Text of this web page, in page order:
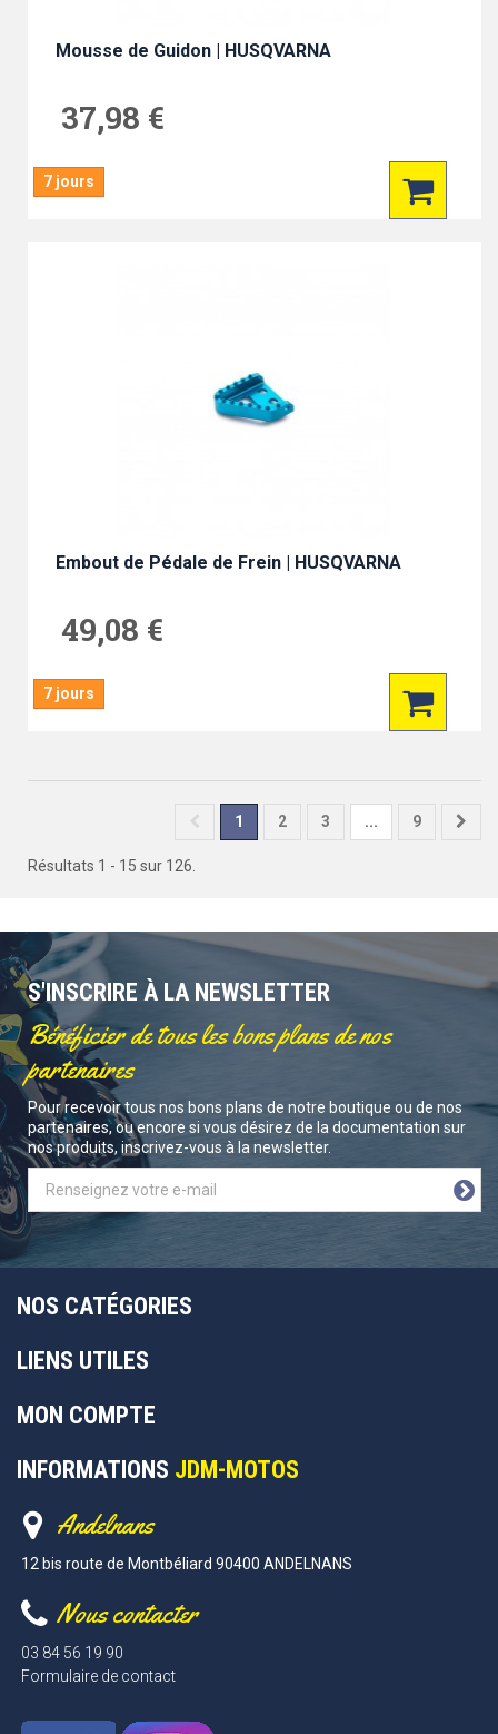
Mousse de Guidon | HUSQVARNA
37,98 €
7 jours
Embout de Pédale de Frein | HUSQVARNA
49,08 €
7 jours
1 2 3 ... 9
Résultats 1 - 15 sur 126.
S'INSCRIRE À LA NEWSLETTER
Bénéficier de tous les bons plans de nos
partenaires
Pour recevoir tous nos bons plans de notre boutique ou de nos
partenaires, ou encore si vous désirez de la documentation sur
nos produits, inscrivez-vous à la newsletter.
NOS CATÉGORIES
LIENS UTILES
MON COMPTE
INFORMATIONS JDM-MOTOS
Andelnans
12 bis route de Montbéliard 90400 ANDELNANS
Nous contacter
03 84 56 19 90
Formulaire de contact